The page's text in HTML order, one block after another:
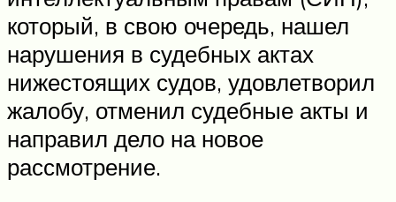
который, в свою очередь, нашел
нарушения в судебных актах
нижестоящих судов, удовлетворил
жалобу, отменил судебные акты и
направил дело на новое
рассмотрение.